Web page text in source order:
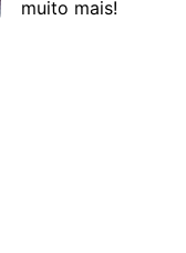
muito mais!